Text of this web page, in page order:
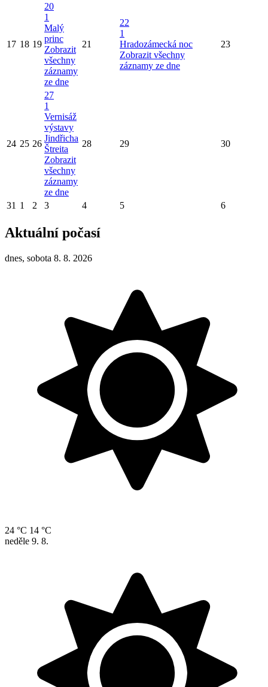
17 18 19
20
1
Malý
princ
Zobrazit
všechny
záznamy
ze dne
21
22
1
Hradozámecká noc
Zobrazit všechny
záznamy ze dne
23
24 25 26
27
1
Vernisáž
výstavy
Jindřicha
Štreita
Zobrazit
všechny
záznamy
ze dne
28 29 30
31 1 2 3 4 5 6
Aktuální počasí
dnes, sobota 8. 8. 2026
24 °C 14 °C
neděle 9. 8.